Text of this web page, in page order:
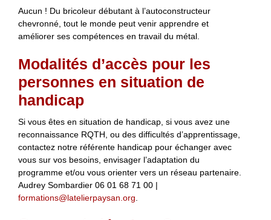
Aucun ! Du bricoleur débutant à l’autoconstructeur
chevronné, tout le monde peut venir apprendre et
améliorer ses compétences en travail du métal.
Modalités d’accès pour les
personnes en situation de
handicap
Si vous êtes en situation de handicap, si vous avez une
reconnaissance RQTH, ou des difficultés d’apprentissage,
contactez notre référente handicap pour échanger avec
vous sur vos besoins, envisager l’adaptation du
programme et/ou vous orienter vers un réseau partenaire.
Audrey Sombardier 06 01 68 71 00 |
formations@latelierpaysan.org